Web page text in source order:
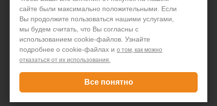
сайте были максимально положительными. Если
Вы продолжите пользоваться нашими услугами,
мы будем считать, что Вы согласны с
использованием cookie-файлов. Узнайте
подробнее о cookie-файлах и о том, как можно
отказаться от их использования.
Все понятно
Блог
Контакты
Покупателю
Доставка и оплата